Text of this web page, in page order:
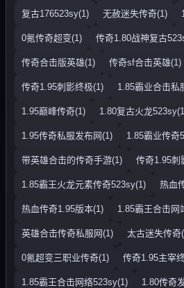
复古176523sy(1) 无赦迷失传奇(1)
0氪传奇超变(1) 传奇1.80战神复古
传奇合击版英雄(1) 传奇sf合击英雄(1)
传奇1.95刺影终极(1) 1.85霸业合击私
1.95巅峰传奇(1) 1.80复古火龙
1.95传奇私服发布网(1) 1.85霸业传奇
带英雄合击的传奇手游(1) 传奇1.95刺
1.85霸王火龙元素传奇523sy(1) 热血
热血传奇1.95版本(1) 1.85霸王合击网
英雄合击传奇私服网(1) 太古迷失传奇
0氪超变三职业传奇(1) 传奇1.95主宰
1.85霸王合击网络523sy(1) 1.80传奇